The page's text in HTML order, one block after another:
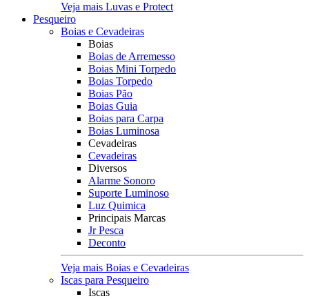
Veja mais Luvas e Protect
Pesqueiro
Boias e Cevadeiras
Boias
Boias de Arremesso
Boias Mini Torpedo
Boias Torpedo
Boias Pão
Boias Guia
Boias para Carpa
Boias Luminosa
Cevadeiras
Cevadeiras
Diversos
Alarme Sonoro
Suporte Luminoso
Luz Quimica
Principais Marcas
Jr Pesca
Deconto
Veja mais Boias e Cevadeiras
Iscas para Pesqueiro
Iscas